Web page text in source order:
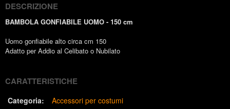
DESCRIZIONE
BAMBOLA GONFIABILE UOMO - 150 cm
Uomo gonfiabile alto circa cm 150
Adatto per Addio al Celibato o Nubilato
CARATTERISTICHE
Categoria: Accessori per costumi